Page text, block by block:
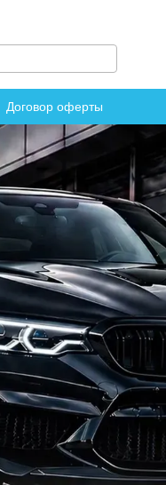
Договор оферты